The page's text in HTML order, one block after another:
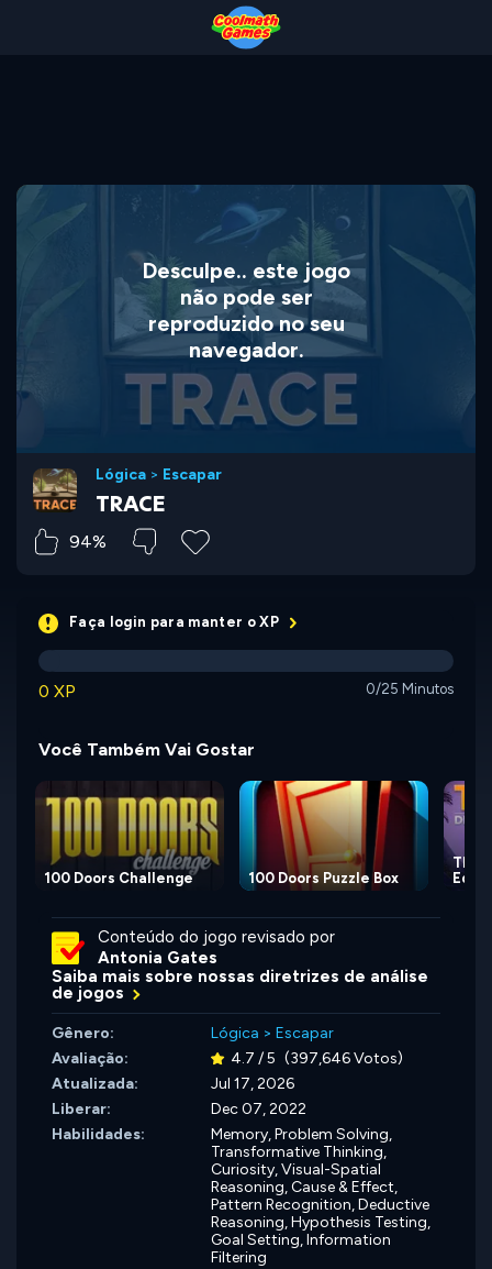
Desculpe.. este jogo
não pode ser
reproduzido no seu
navegador.
Lógica > Escapar
TRACE
94%
Faça login para manter o XP
0 XP 0/25 Minutos
Você Também Vai Gostar
100 Doors Challenge 100 Doors Puzzle Box
Conteúdo do jogo revisado por
Antonia Gates
Saiba mais sobre nossas diretrizes de análise
de jogos
Gênero: Lógica > Escapar
Avaliação:
4.7 / 5 (397,646 Votos)
Atualizada:
Jul 17, 2026
Liberar:
Dec 07, 2022
Habilidades:
Memory,Problem Solving,
Transformative Thinking,
Curiosity,Visual-Spatial
Reasoning,Cause & Effect,
Pattern Recognition,Deductive
Reasoning,Hypothesis Testing,
Goal Setting,Information
Filtering